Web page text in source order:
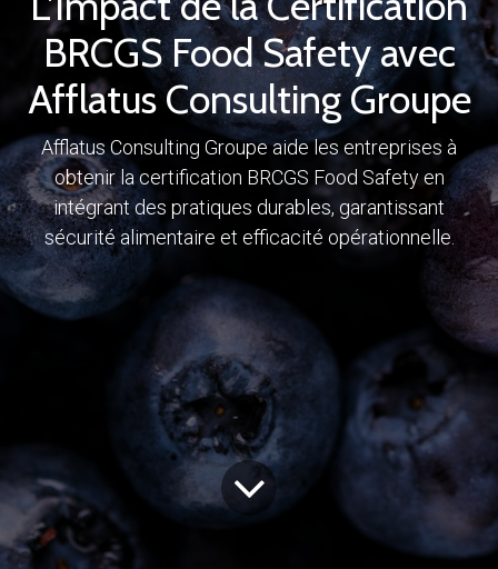
BRCGS Food Safety avec
Afflatus Consulting Groupe
Afflatus Consulting Groupe aide les entreprises à
obtenir la certification BRCGS Food Safety en
intégrant des pratiques durables, garantissant
sécurité alimentaire et efficacité opérationnelle.